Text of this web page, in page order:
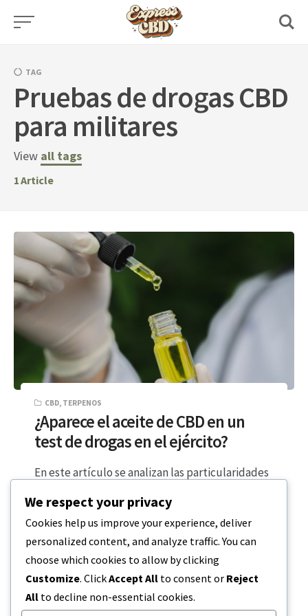
Skip
TAG
Pruebas de drogas CBD
para militares
View all tags
1Article
CBD, TERPENOS
¿Aparece el aceite de CBD en un
test de drogas en el ejército?
En este artículo se analizan las particularidades
detallando las distintas sustancias…
LECTURA DE 6 MINUTOS 20 DE DICIEMBRE DE 2023
We respect your privacy
Cookies help us improve your experience, deliver
personalized content, and analyze traffic. You can
choose which cookies to allow by clicking
Customize. ClickAccept All to consent or Reject
All to decline non-essential cookies.